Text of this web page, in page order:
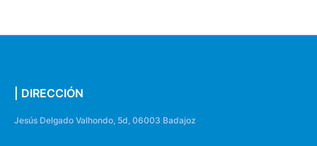
| DIRECCIÓN
Jesús Delgado Valhondo, 5d, 06003 Badajoz